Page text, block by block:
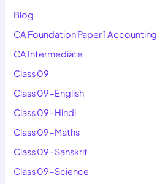
Blog
CA Foundation Paper 1 Accounting
CA Intermediate
Class 09
Class 09-English
Class 09-Hindi
Class 09-Maths
Class 09-Sanskrit
Class 09-Science